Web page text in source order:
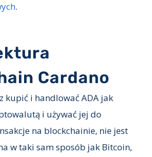
.
Cardano
kupić i handlować ADA jak
i używać jej do
na blockchainie, nie jest
w taki sam sposób jak Bitcoin,